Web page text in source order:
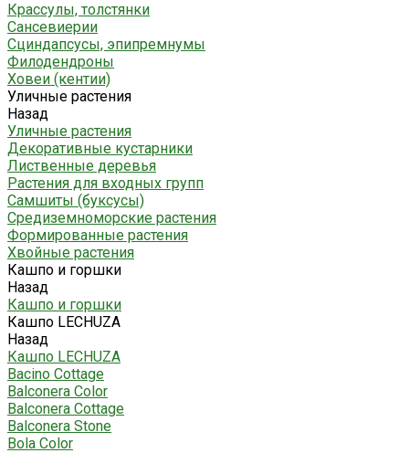
Крассулы, толстянки
Сансевиерии
Сциндапсусы, эпипремнумы
Филодендроны
Ховеи (кентии)
Уличные растения
Назад
Уличные растения
Декоративные кустарники
Лиственные деревья
Растения для входных групп
Самшиты (буксусы)
Средиземноморские растения
Формированные растения
Хвойные растения
Кашпо и горшки
Назад
Кашпо и горшки
Кашпо LECHUZA
Назад
Кашпо LECHUZA
Bacino Cottage
Balconera Color
Balconera Cottage
Balconera Stone
Bola Color